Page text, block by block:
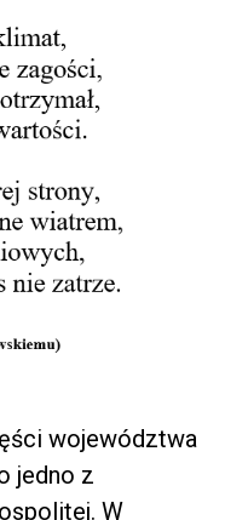
województwa
jedno z
W